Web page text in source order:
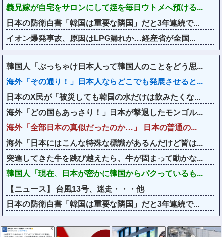
義兄嫁が自宅をサロンにして姪を毎日ウトメへ預ける...
日本の防衛白書「韓国は重要な隣国」だと3年連続で...
イオン爆発事故、原因はLPG漏れか…経産省が全国...
韓国人「ぶっちゃけ日本人って韓国人のことをどう思...
海外「その通り！」日本人ならどこでも発展させると...
日本のX民が「被災しても韓国の水だけは飲みたくな...
海外「どの国もあっさり！」日本が撃退したモンゴル...
海外「全部日本の真似だったのか…」 日本の普通の...
海外「日本にはこんな特殊な標識があるんだけど皆は...
突進してきた牛を跳び越えたら、牛が固まって動かな...
韓国人「現在、日本が密かに韓国からパクっているも...
【ニュース】 台風13号、迷走・・・他
日本の防衛白書「韓国は重要な隣国」だと3年連続で...